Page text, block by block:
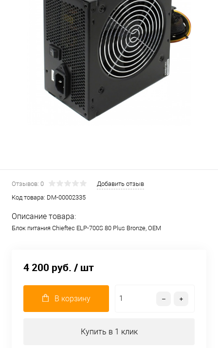
Отзывов: 0
Добавить отзыв
Код товара: DM-00002335
Описание товара:
Блок питания Chieftec ELP-700S 80 Plus Bronze, OEM
4 200 руб. / шт
В корзину
Купить в 1 клик